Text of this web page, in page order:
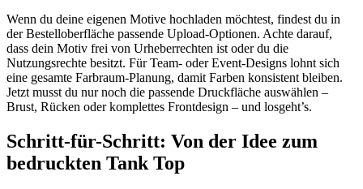
Wenn du deine eigenen Motive hochladen möchtest, findest du in
der Bestelloberfläche passende Upload-Optionen. Achte darauf,
dass dein Motiv frei von Urheberrechten ist oder du die
Nutzungsrechte besitzt. Für Team- oder Event-Designs lohnt sich
eine gesamte Farbraum-Planung, damit Farben konsistent bleiben.
Jetzt musst du nur noch die passende Druckfläche auswählen –
Brust, Rücken oder komplettes Frontdesign – und losgeht’s.
Schritt-für-Schritt: Von der Idee zum
bedruckten Tank Top